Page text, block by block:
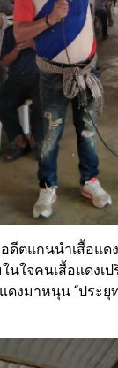
อดีตแกนนำเสื้อ
นใจคนเสื้อแดงเ
งมาหนุน “ประ